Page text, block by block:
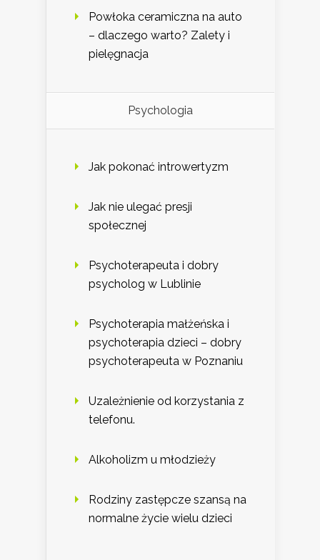
Powłoka ceramiczna na auto
– dlaczego warto? Zalety i
pielęgnacja
Psychologia
Jak pokonać introwertyzm
Jak nie ulegać presji
społecznej
Psychoterapeuta i dobry
psycholog w Lublinie
Psychoterapia małżeńska i
psychoterapia dzieci – dobry
psychoterapeuta w Poznaniu
Uzależnienie od korzystania z
telefonu.
Alkoholizm u młodzieży
Rodziny zastępcze szansą na
normalne życie wielu dzieci